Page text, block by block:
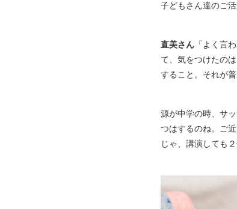
子どもさん達のご
直美さん「よく言
て、気をつけたの
すること。それが
源が中学の時、サ
つはするのね。ご
じゃ、講演しても